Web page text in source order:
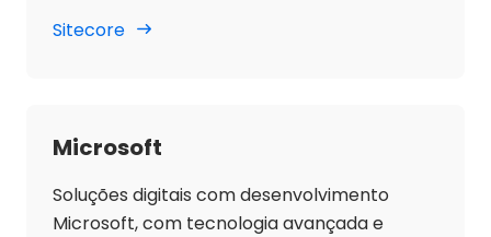
Sitecore
Microsoft
Soluções digitais com desenvolvimento
Microsoft, com tecnologia avançada e